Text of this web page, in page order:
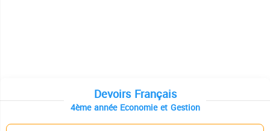
Devoirs Français
4ème année Economie et Gestion